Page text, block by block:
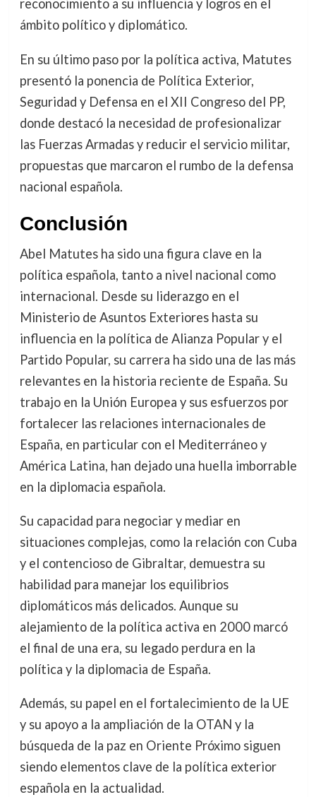
reconocimiento a su influencia y logros en el
ámbito político y diplomático.
En su último paso por la política activa, Matutes
presentó la ponencia de Política Exterior,
Seguridad y Defensa en el XII Congreso del PP,
donde destacó la necesidad de profesionalizar
las Fuerzas Armadas y reducir el servicio militar,
propuestas que marcaron el rumbo de la defensa
nacional española.
Conclusión
Abel Matutes ha sido una figura clave en la
política española, tanto a nivel nacional como
internacional. Desde su liderazgo en el
Ministerio de Asuntos Exteriores hasta su
influencia en la política de Alianza Popular y el
Partido Popular, su carrera ha sido una de las más
relevantes en la historia reciente de España. Su
trabajo en la Unión Europea y sus esfuerzos por
fortalecer las relaciones internacionales de
España, en particular con el Mediterráneo y
América Latina, han dejado una huella imborrable
en la diplomacia española.
Su capacidad para negociar y mediar en
situaciones complejas, como la relación con Cuba
y el contencioso de Gibraltar, demuestra su
habilidad para manejar los equilibrios
diplomáticos más delicados. Aunque su
alejamiento de la política activa en 2000 marcó
el final de una era, su legado perdura en la
política y la diplomacia de España.
Además, su papel en el fortalecimiento de la UE
y su apoyo a la ampliación de la OTAN y la
búsqueda de la paz en Oriente Próximo siguen
siendo elementos clave de la política exterior
española en la actualidad.